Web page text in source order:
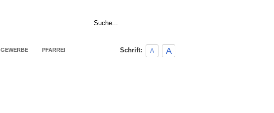
GEWERBE PFARREI Schrift: A A